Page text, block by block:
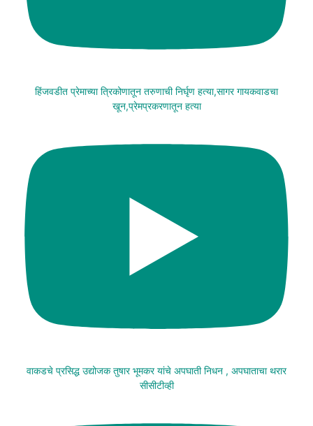
हिंजवडीत प्रेमाच्या त्रिकोणातून तरुणाची निर्घृण हत्या,सागर गायकवाडचा
खून,प्रेमप्रकरणातून हत्या
वाकडचे प्रसिद्ध उद्योजक तुषार भूमकर यांचे अपघाती निधन , अपघाताचा थरार
सीसीटीव्ही